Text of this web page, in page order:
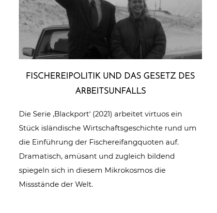
FISCHE­REI­PO­LI­TIK UND DAS GESETZ DES
ARBEITSUNFALLS
Die Serie ‚Blackport‘ (2021) arbeitet virtuos ein
Stück isländische Wirtschaftsgeschichte rund um
die Einführung der Fischereifangquoten auf.
Dramatisch, amüsant und zugleich bildend
spiegeln sich in diesem Mikrokosmos die
Missstände der Welt.